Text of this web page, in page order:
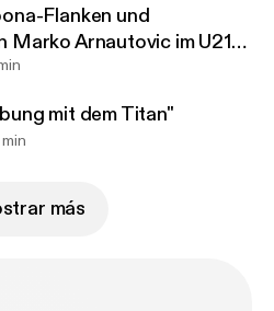
Flanken und
Marko Arnautovic im U21-
mit dem Titan"
más